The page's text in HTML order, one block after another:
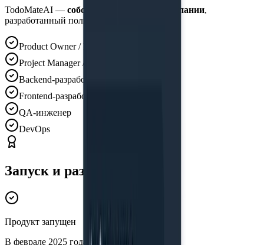
TodoMateAI — собственный продукт компании,
разработанный полностью in-house:
Product Owner / Product Manager
Project Manager / Системный аналитик
Backend-разработчик
Frontend-разработчик
QA-инженер
DevOps
Запуск и развитие
Продукт запущен
В феврале 2025 года